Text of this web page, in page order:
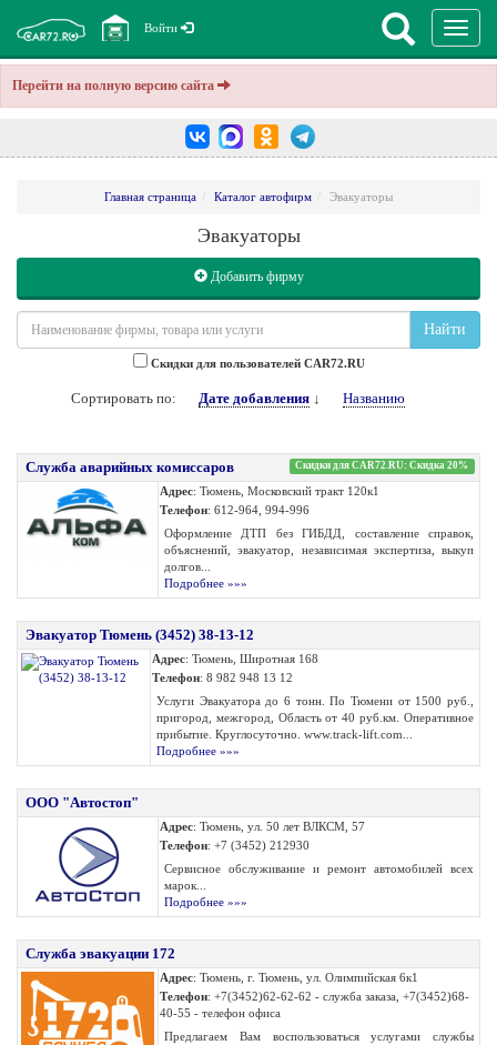
Перейти на полную версию сайта
Войти
Главная страница Каталог автофирм Эвакуаторы
Эвакуаторы
Добавить фирму
Найти
Cкидки для пользователей CAR72.RU
Сортировать по: Дате добавления↓ Названию
Служба аварийных комиссаров Скидки для CAR72.RU: Скидка 20%
Адрес: Тюмень, Московский тракт 120к1
Телефон: 612-964, 994-996
Оформление ДТП без ГИБДД, составление справок,
объяснений, эвакуатор, независимая экспертиза, выкуп
долгов...
Подробнее »»»
Эвакуатор Тюмень (3452) 38-13-12
Адрес: Тюмень, Широтная 168
Телефон: 8 982 948 13 12
Услуги Эвакуатора до 6 тонн. По Тюмени от 1500 руб.,
пригород, межгород, Область от 40 руб.км. Оперативное
прибытие. Круглосуточно. www.track-lift.com...
Подробнее »»»
ООО "Автостоп"
Адрес: Тюмень, ул. 50 лет ВЛКСМ, 57
Телефон: +7 (3452) 212930
Сервисное обслуживание и ремонт автомобилей всех
марок...
Подробнее »»»
Служба эвакуации 172
Адрес: Тюмень, г. Тюмень, ул. Олимпийская 6к1
Телефон: +7(3452)62-62-62 - служба заказа, +7(3452)68-
40-55 - телефон офиса
Предлагаем Вам воспользоваться услугами службы